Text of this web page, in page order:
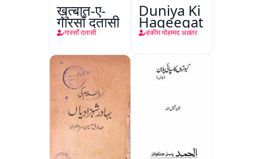
ख़ुत्बात-ए-
गारसाँ दतासी
गारसाँ दतासी
Duniya Ki
Haqeeqat
हकीम मोहम्मद अख़्तर